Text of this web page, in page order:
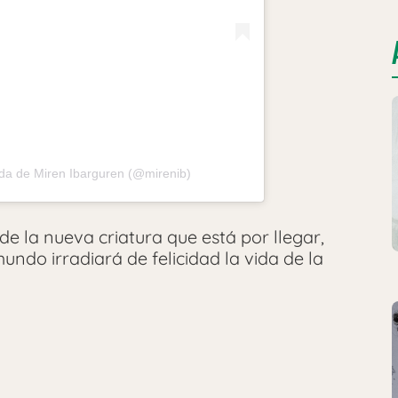
de Miren Ibarguren (@mirenib)
la nueva criatura que está por llegar,
irradiará de felicidad la vida de la